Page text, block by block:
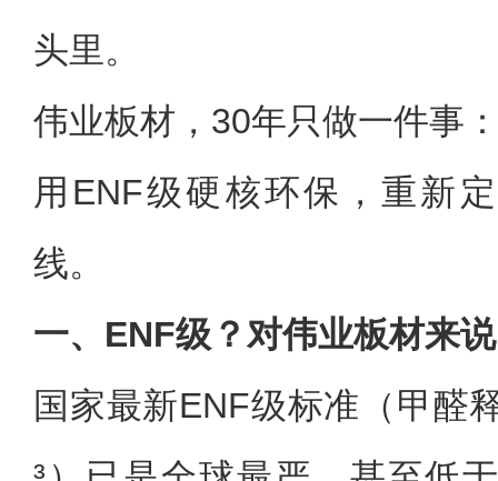
头里。
伟业板材，30年只做一件事
用ENF级硬核环保，重新
线。
一、ENF级？对伟业板材来
国家最新ENF级标准（甲醛